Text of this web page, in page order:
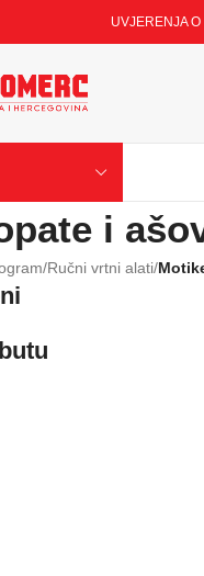
UVJERENJA O
i
/Ručni vrtni alati/